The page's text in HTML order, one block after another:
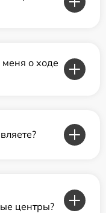
о ходе
центры?